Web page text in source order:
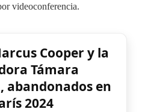
videoconferencia.
Cooper y la
Támara
abandonados en
2024